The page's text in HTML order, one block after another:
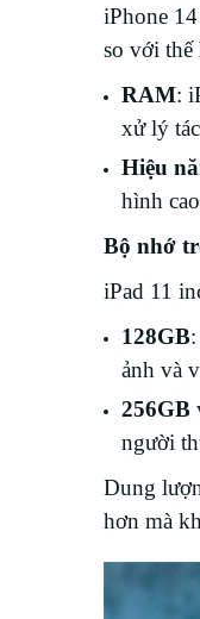
iPhone
so với thế
RAM:
xử lý
Hiệu
hình
Bộ nhớ
iPad 11
128GB
ảnh và
256GB
người
Dung
hơn mà